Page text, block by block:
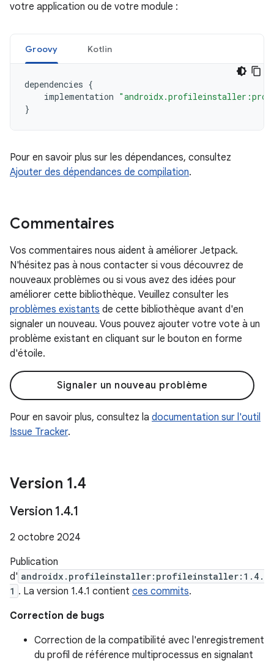
votre application ou de votre module :
Groovy Kotlin
dependencies {
implementation
}
Pour en savoir plus sur les dépendances, consultez
Ajouter des dépendances de compilation.
Commentaires
Vos commentaires nous aident à améliorer Jetpack.
N'hésitez pas à nous contacter si vous découvrez de
nouveaux problèmes ou si vous avez des idées pour
améliorer cette bibliothèque. Veuillez consulter les
problèmes existants de cette bibliothèque avant d'en
signaler un nouveau. Vous pouvez ajouter votre vote à un
problème existant en cliquant sur le bouton en forme
d'étoile.
Signaler un nouveau problème
Pour en savoir plus, consultez la documentation sur l'outil
Issue Tracker.
Version 1.4
Version 1.4.1
2 octobre 2024
Publication
d' androidx.profileinstaller:profileinstaller:1.4.
1 . La version 1.4.1 contient ces commits.
Correction de bugs
Correction de la compatibilité avec l'enregistrement
du profil de référence multiprocessus en signalant